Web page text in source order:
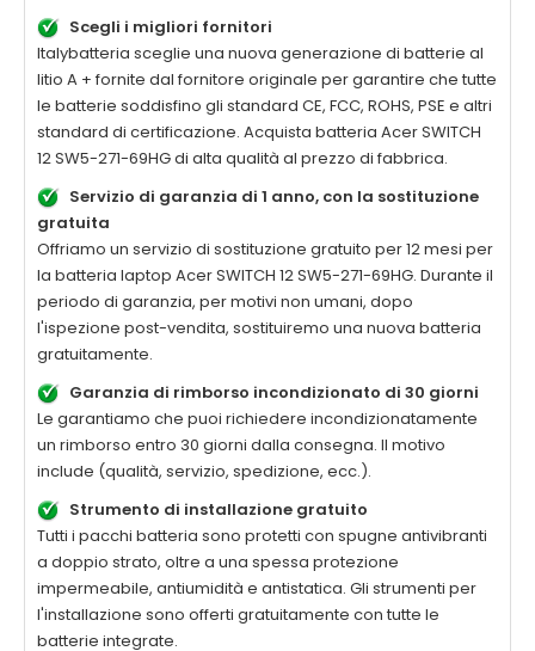
Scegli i migliori fornitori
Italybatteria sceglie una nuova generazione di batterie al
litio A + fornite dal fornitore originale per garantire che tutte
le batterie soddisfino gli standard CE, FCC, ROHS, PSE e altri
standard di certificazione. Acquista batteria Acer SWITCH
12 SW5-271-69HGdi alta qualità al prezzo di fabbrica.
Servizio di garanzia di 1 anno, con la sostituzione
gratuita
Offriamo un servizio di sostituzione gratuito per 12 mesi per
la batteria laptop Acer SWITCH 12 SW5-271-69HG. Durante il
periodo di garanzia, per motivi non umani, dopo
l'ispezione post-vendita, sostituiremo una nuova batteria
gratuitamente.
Garanzia di rimborso incondizionato di 30 giorni
Le garantiamo che puoi richiedere incondizionatamente
un rimborso entro 30 giorni dalla consegna. Il motivo
include (qualità, servizio, spedizione, ecc.).
Strumento di installazione gratuito
Tutti i pacchi batteria sono protetti con spugne antivibranti
a doppio strato, oltre a una spessa protezione
impermeabile, antiumidità e antistatica. Gli strumenti per
l'installazione sono offerti gratuitamente con tutte le
batterie integrate.